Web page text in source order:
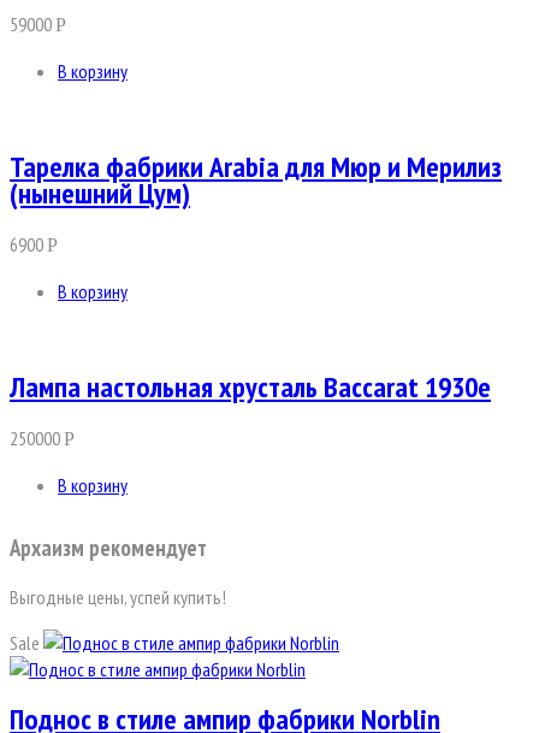
59000Р
В корзину
Тарелка фабрики Arabia для Мюр и Мерилиз
(нынешний Цум)
6900Р
В корзину
Лампа настольная хрусталь Baccarat 1930е
250000Р
В корзину
Архаизм рекомендует
Выгодные цены, успей купить!
Sale
Поднос в стиле ампир фабрики Norblin